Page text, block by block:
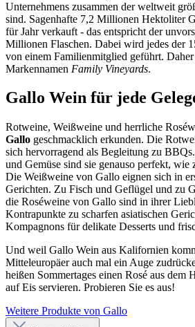
Unternehmens zusammen der weltweit
sind. Sagenhafte 7,2 Millionen Hektoliter
für Jahr verkauft - das entspricht der
Millionen Flaschen. Dabei wird jedes der
von einem Familienmitglied geführt.
Markennamen Family Vineyards.
Gallo Wein für jede
Rotweine, Weißweine und herrliche
Gallo geschmacklich erkunden. Die
sich hervorragend als Begleitung zu
und Gemüse sind sie genauso perfekt, wie
Die Weißweine von Gallo eignen sich in
Gerichten. Zu Fisch und Geflügel und zu
die Roséweine von Gallo sind in ihrer
Kontrapunkte zu scharfen asiatischen
Kompagnons für delikate Desserts und
Und weil Gallo Wein aus Kalifornien
Mitteleuropäer auch mal ein Auge
heißen Sommertages einen Rosé aus dem
auf Eis servieren. Probieren Sie es aus!
Weitere Produkte von Gallo